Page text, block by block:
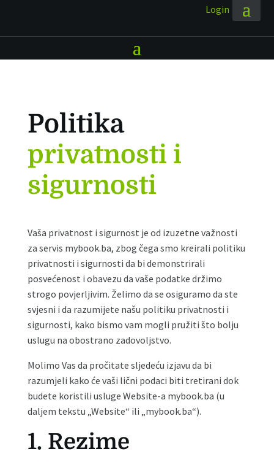
Login
Politika
privatnosti i
sigurnosti
Vaša privatnost i sigurnost je od izuzetne važnosti
za servis mybook.ba, zbog čega smo kreirali politiku
privatnosti i sigurnosti da bi demonstrirali
posvećenost i obavezu da vaše podatke držimo
strogo povjerljivim. Želimo da se osiguramo da ste
svjesni i da razumijete našu politiku privatnosti i
sigurnosti, kako bismo vam mogli pružiti što bolju
uslugu na obostrano zadovoljstvo.
Molimo Vas da pročitate sljedeću izjavu da bi
razumjeli kako će vaši lični podaci biti tretirani dok
budete koristili usluge Website-a mybook.ba (u
daljem tekstu „Website“ ili „mybook.ba“).
1. Rezime